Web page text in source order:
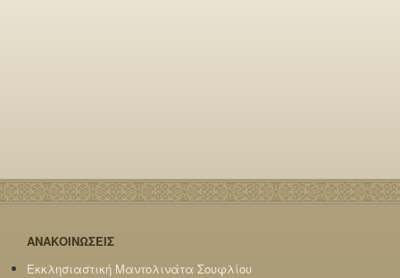
ΑΝΑΚΟΙΝΩΣΕΙΣ
Εκκλησιαστική Μαντολινάτα Σουφλίου